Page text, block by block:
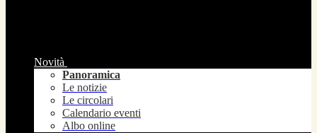
Novità
Panoramica
Le notizie
Le circolari
Calendario eventi
Albo online